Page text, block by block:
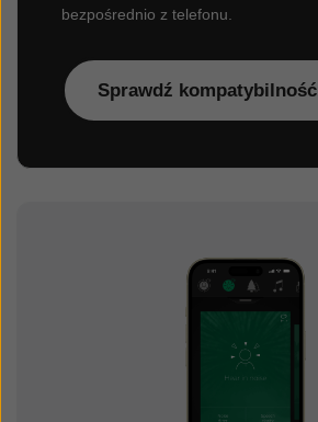
bezpośrednio z telefonu.
Sprawdź kompatybilność